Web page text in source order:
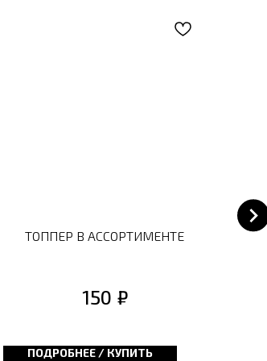
ТОППЕР В АССОРТИМЕНТЕ
150 ₽
ПОДРОБНЕЕ / КУПИТЬ